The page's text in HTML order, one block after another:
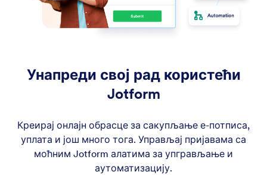
Унапреди свој рад користећи
Jotform
Креирај онлајн обрасце за сакупљање е-потписа,
уплата и још много тога. Управљај пријавама са
моћним Jotform алатима за упгрављање и
аутоматизацију.